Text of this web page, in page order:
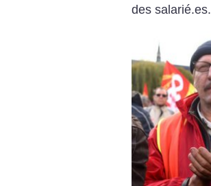
des salarié.es.